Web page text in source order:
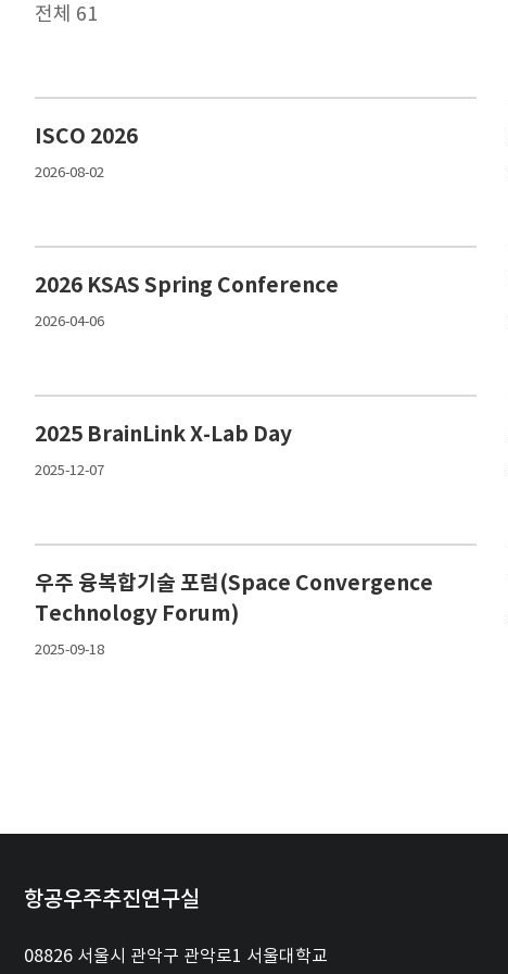
전체 61
ISCO 2026
2026-08-02
2026 KSAS Spring Conference
2026-04-06
2025 BrainLink X-Lab Day
2025-12-07
우주 융복합기술 포럼(Space Convergence
Technology Forum)
2025-09-18
항공우주추진연구실
08826 서울시 관악구 관악로1 서울대학교